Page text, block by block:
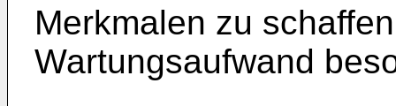
Merkmalen zu
Wartungsaufwand